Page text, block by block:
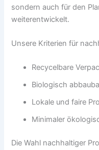
sondern auch für den
weiterentwickelt.
Unsere Kriterien für
Recycelbare
Biologisch
Lokale und faire
Minimaler
Die Wahl nachhaltiger